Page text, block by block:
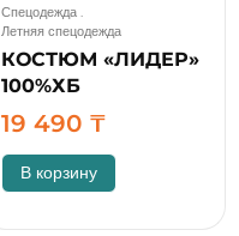
Спецодежда.
Летняя спецодежда
КОСТЮМ «ЛИДЕР»
100%ХБ
19 490 ₸
В корзину